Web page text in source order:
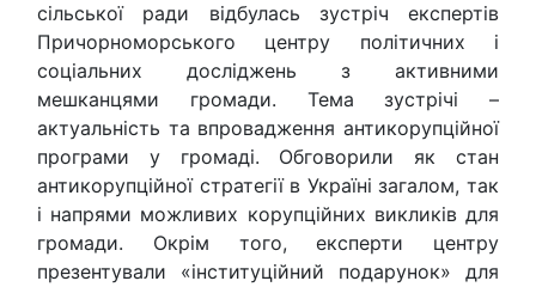
сільської ради відбулась зустріч експертів
Причорноморського центру політичних і
соціальних досліджень з активними
мешканцями громади. Тема зустрічі –
актуальність та впровадження антикорупційної
програми у громаді. Обговорили як стан
антикорупційної стратегії в Україні загалом, так
і напрями можливих корупційних викликів для
громади. Окрім того, експерти центру
презентували «інституційний подарунок» для